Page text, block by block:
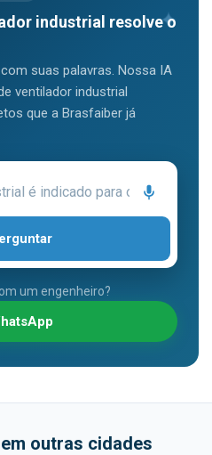
industrial resolve o
suas palavras. Nossa IA
ventilador industrial
que a Brasfaiber já
um engenheiro?
outras cidades